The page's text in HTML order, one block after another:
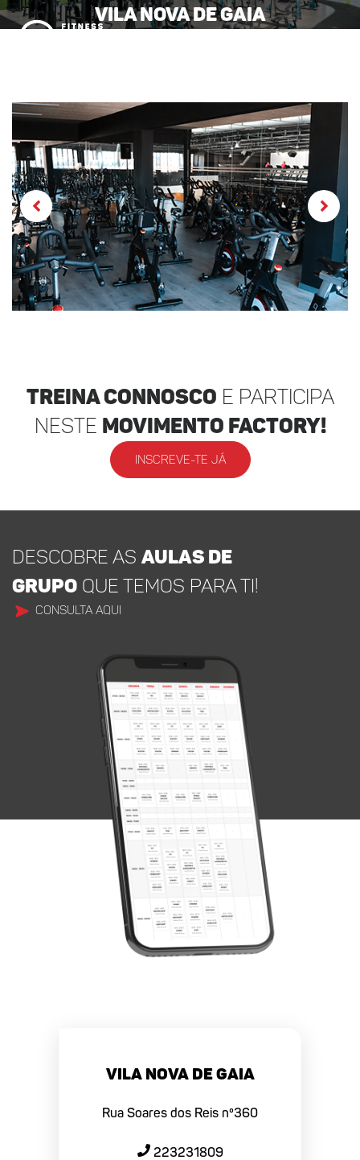
Vila Nova de Gaia
Treina Connosco e participa
neste movimento factory!
INSCREVE-TE JÁ
DESCOBRE AS AULAS DE
GRUPO QUE TEMOS PARA TI!
CONSULTA AQUI
Vila Nova de Gaia
Rua Soares dos Reis nº360
223231809